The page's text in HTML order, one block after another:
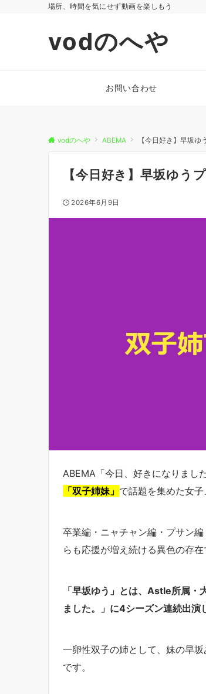
場所、時間を気にせず動画を楽しもう
vodのへや
お問い合わせ
vodのへや ABEMA 【今日好き】早坂
【今日好き】早坂ゆう
2026年6月9日
ABEMA「今日、好きになりまし
「双子姉妹」 で話題を集めた女
卒業編・ニャチャン編・プサン
らも応援が増え続ける異色の存在
「早坂ゆう」とは、Astle所属
ました。」に4シーズン連続出
一卵性双子の姉として、妹の早
です。